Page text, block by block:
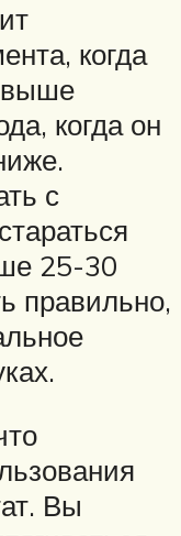
когда
выше
когда он
с
25-30
правильно,
Вы